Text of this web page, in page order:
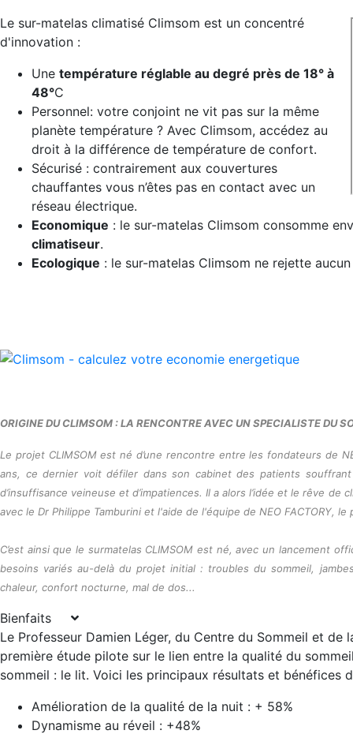
Le sur-matelas climatisé Climsom est un concentré
d'innovation :
Une température réglable au degré près de 18° à
48°C
Personnel: votre conjoint ne vit pas sur la même
planète température ? Avec Climsom, accédez au
droit à la différence de température de confort.
Sécurisé : contrairement aux couvertures
chauffantes vous n’êtes pas en contact avec un
réseau électrique.
Economique : le sur-matelas Climsom consomme
climatiseur.
Ecologique : le sur-matelas Climsom ne rejette
ORIGINE DU CLIMSOM : LA RENCONTRE AVEC UN SPECIALISTE DU
Le projet CLIMSOM est né d’une rencontre entre les fondateurs de
ans, ce dernier voit défiler dans son cabinet des patients
d’insuffisance veineuse et d’impatiences. Il a alors l’idée et le rêve
avec le Dr Philippe Tamburini et l'aide de l'équipe de NEO FACTORY,
C’est ainsi que le surmatelas CLIMSOM est né, avec un lancement
besoins variés au-delà du projet initial : troubles du sommeil,
chaleur, confort nocturne, mal de dos...
Bienfaits
Le Professeur Damien Léger, du Centre du Sommeil et
première étude pilote sur le lien entre la qualité du
sommeil : le lit. Voici les principaux résultats et bénéfices
Amélioration de la qualité de la nuit : + 58%
Dynamisme au réveil : +48%